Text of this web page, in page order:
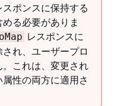
ポンスに保持する
る必要がありま
レスポンスに
れ、ユーザープロ
これは、変更され
性の両方に適用さ